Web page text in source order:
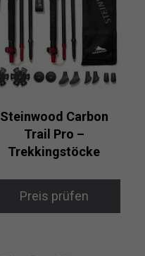
Steinwood Carbon
Trail Pro –
Trekkingstöcke
Preis prüfen